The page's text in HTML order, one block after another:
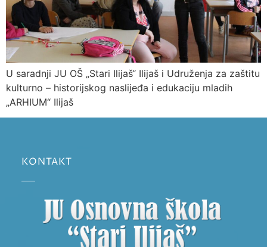
U saradnji JU OŠ „Stari Ilijaš“ Ilijaš i Udruženja za zaštitu
kulturno – historijskog naslijeđa i edukaciju mladih
„ARHIUM“ Ilijaš
KONTAKT